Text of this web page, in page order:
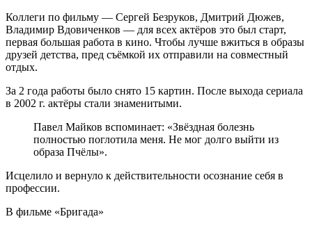
Коллеги по фильму — Сергей Безруков, Дмитрий Дюжев,
Владимир Вдовиченков — для всех актёров это был старт,
первая большая работа в кино. Чтобы лучше вжиться в образы
друзей детства, пред съёмкой их отправили на совместный
отдых.
За 2 года работы было снято 15 картин. После выхода сериала
в 2002 г. актёры стали знаменитыми.
Павел Майков вспоминает: «Звёздная болезнь
полностью поглотила меня. Не мог долго выйти из
образа Пчёлы».
Исцелило и вернуло к действительности осознание себя в
профессии.
В фильме «Бригада»